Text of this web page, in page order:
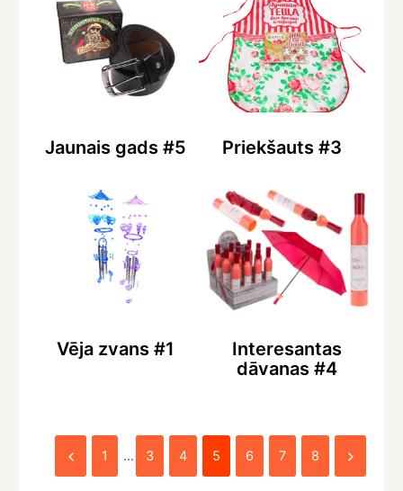
Jaunais gads #5 Priekšauts #3
Vēja zvans #1
Interesantas
dāvanas #4
1 … 3 4 5 6 7 8